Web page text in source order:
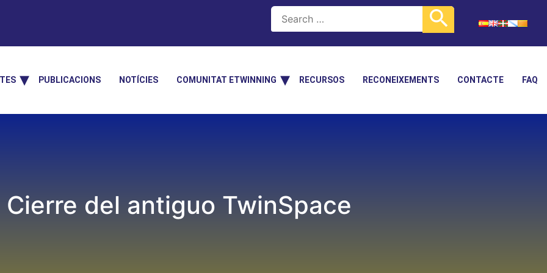
PUBLICACIONS NOTÍCIES COMUNITAT ETWINNING RECURSOS RECONEIXEMENTS CONTACTE FAQ
Cierre del antiguo TwinSpace